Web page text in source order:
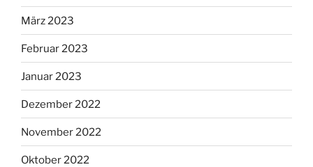
März 2023
Februar 2023
Januar 2023
Dezember 2022
November 2022
Oktober 2022